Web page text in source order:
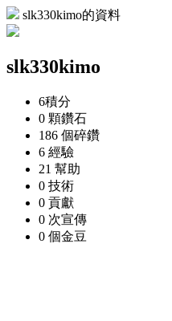
slk330kimo的資料
slk330kimo
6積分
0 顆鑽石
186 個碎鑽
6 經驗
21 幫助
0 技術
0 貢獻
0 次宣傳
0 個金豆